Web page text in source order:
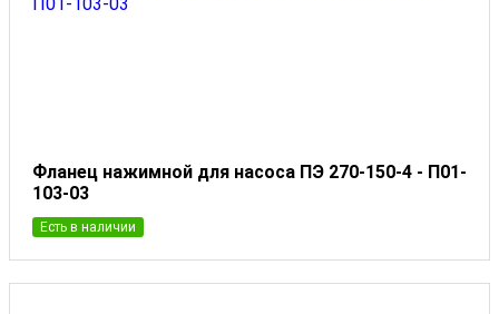
Фланец нажимной для насоса ПЭ 270-150-4 - П01-
103-03
Есть в наличии